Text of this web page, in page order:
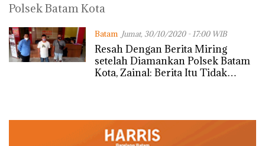
Polsek Batam Kota
Batam Jumat, 30/10/2020 - 17:00 WIB
Resah Dengan Berita Miring
setelah Diamankan Polsek Batam
Kota, Zainal: Berita Itu Tidak